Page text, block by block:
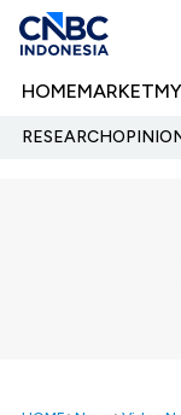
HOMEMARKET
RESEARCH